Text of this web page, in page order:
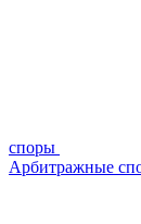
споры
Арбитражные